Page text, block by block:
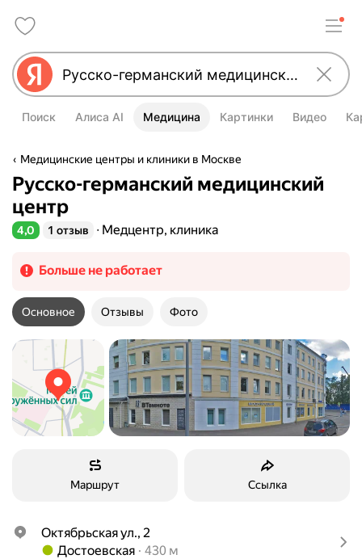
Поиск Алиса AI Медицина Картинки Видео
Медицинские центры и клиники в Москве
Русско-германский медицинский
центр
Рейтинг 4,0 из 5
4,0 1 отзыв Медцентр, клиника
Больше не работает
Основное Отзывы Фото
Маршрут Ссылка
Октябрьская ул., 2
Метро Достоевская Расстояние 430 м
Достоевская 430 м